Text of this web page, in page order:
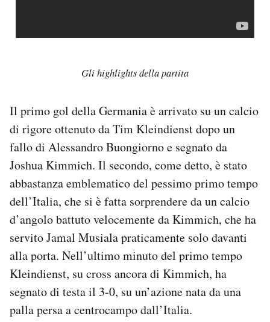
Gli highlights della partita
Il primo gol della Germania è arrivato su un calcio
di rigore ottenuto da Tim Kleindienst dopo un
fallo di Alessandro Buongiorno e segnato da
Joshua Kimmich. Il secondo, come detto, è stato
abbastanza emblematico del pessimo primo tempo
dell’Italia, che si è fatta sorprendere da un calcio
d’angolo battuto velocemente da Kimmich, che ha
servito Jamal Musiala praticamente solo davanti
alla porta. Nell’ultimo minuto del primo tempo
Kleindienst, su cross ancora di Kimmich, ha
segnato di testa il 3-0, su un’azione nata da una
palla persa a centrocampo dall’Italia.